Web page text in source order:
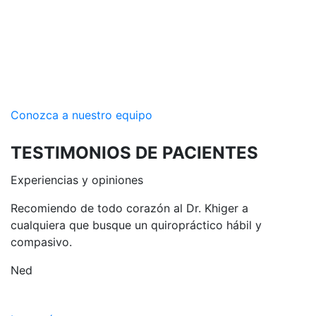
Conozca a nuestro equipo
TESTIMONIOS DE PACIENTES
Experiencias y opiniones
Recomiendo de todo corazón al Dr. Khiger a
cualquiera que busque un quiropráctico hábil y
compasivo.
Ned